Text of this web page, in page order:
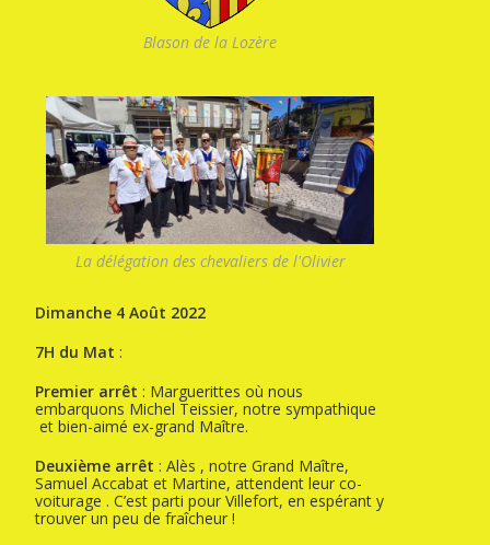
Blason de la Lozère
La délégation des chevaliers de l'Olivier
Dimanche 4 Août 2022
7H du Mat :
Premier arrêt : Marguerittes où nous
embarquons Michel Teissier, notre sympathique
et bien-aimé ex-grand Maître.
Deuxième arrêt : Alès , notre Grand Maître,
Samuel Accabat et Martine, attendent leur co-
voiturage . C’est parti pour Villefort, en espérant y
trouver un peu de fraîcheur !